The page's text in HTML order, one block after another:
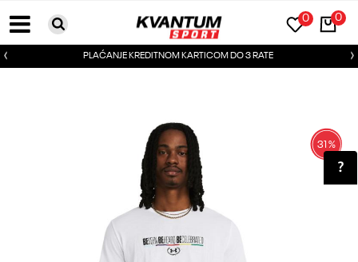
0
0
PLAĆANJE KREDITNOM KARTICOM DO 3 RATE
31%